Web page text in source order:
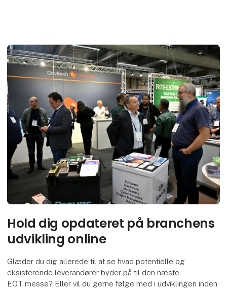
Hold dig opdateret på branchens
udvikling online
Glæder du dig allerede til at se hvad potentielle og
eksisterende leverandører byder på til den næste
EOT messe? Eller vil du gerne følge med i udviklingen inden